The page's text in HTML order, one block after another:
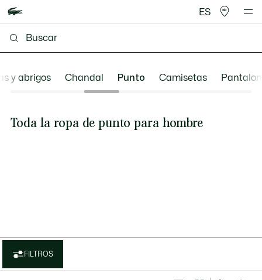
ES
y abrigos Chandal Punto Camisetas
Toda la ropa de punto para hombre
FILTROS